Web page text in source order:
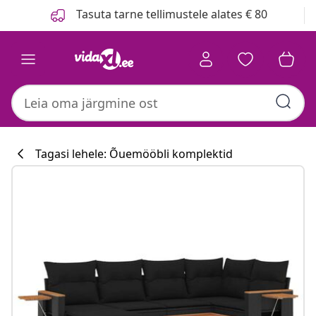
Tasuta tarne tellimustele alates € 80
#sharemevidaxl
Tagasi lehele: Õuemööbli komplektid